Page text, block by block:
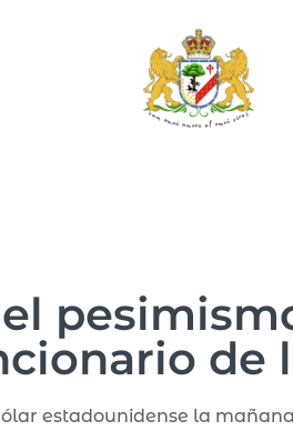
de
estadounidense la